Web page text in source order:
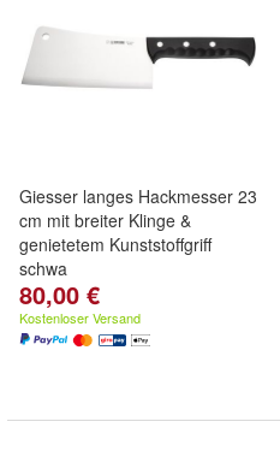
Giesser langes Hackmesser 23
cm mit breiter Klinge &
genietetem Kunststoffgriff
schwa
80,00 €
Kostenloser Versand